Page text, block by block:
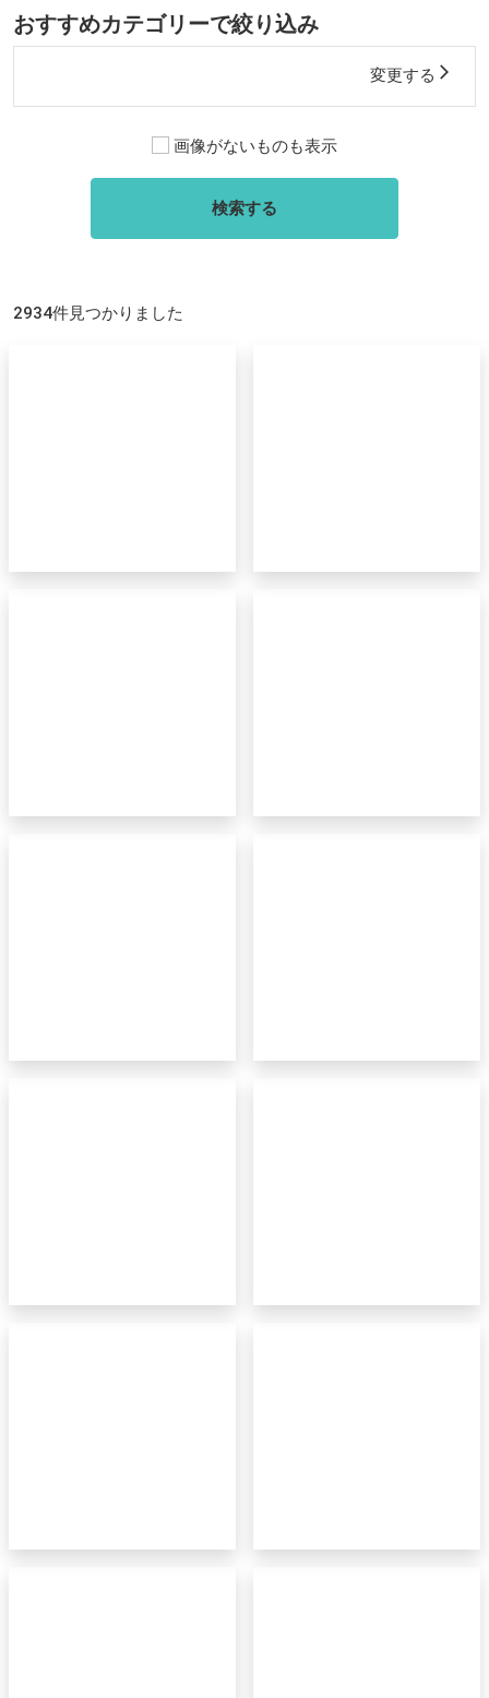
おすすめカテゴリーで絞り込み
変更する arrow_forward_ios
画像がないものも表示
検索する
2934件見つかりました